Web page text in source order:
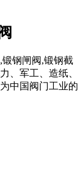
钢闸阀,锻钢截
、军工、造纸、
中国阀门工业的